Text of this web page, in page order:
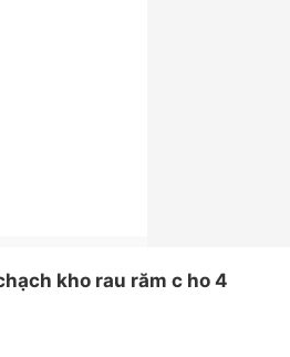
kho rau răm c ho 4